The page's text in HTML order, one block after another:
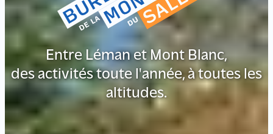
Entre Léman et Mont Blanc,
des activités toute l'année, à toutes les
altitudes.